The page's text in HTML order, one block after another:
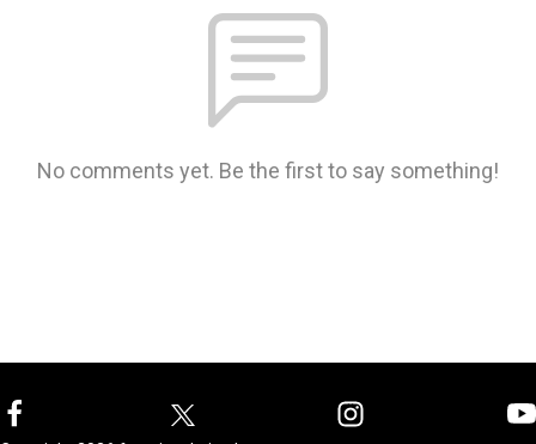
No comments yet. Be the first to say something!